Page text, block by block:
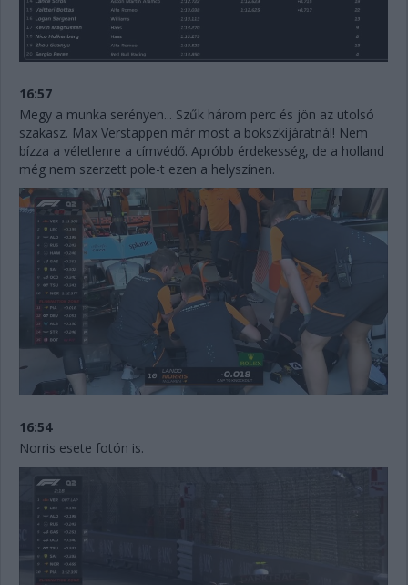
16:57
Megy a munka serényen... Szűk három perc és jön az utolsó
szakasz. Max Verstappen már most a bokszkijáratnál! Nem
bízza a véletlenre a címvédő. Apróbb érdekesség, de a holland
még nem szerzett pole-t ezen a helyszínen.
16:54
Norris esete fotón is.